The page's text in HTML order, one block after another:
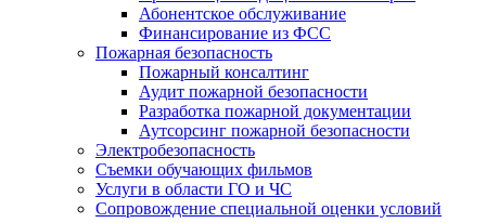
Абонентское обслуживание
Финансирование из ФСС
Пожарная безопасность
Пожарный консалтинг
Аудит пожарной безопасности
Разработка пожарной документации
Аутсорсинг пожарной безопасности
Электробезопасность
Съемки обучающих фильмов
Услуги в области ГО и ЧС
Сопровождение специальной оценки условий